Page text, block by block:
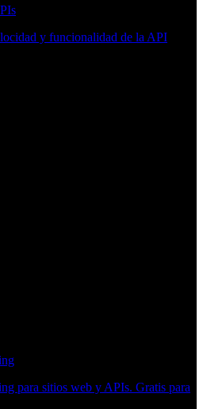
y funcionalidad de la API
para sitios web y APIs. Gratis para